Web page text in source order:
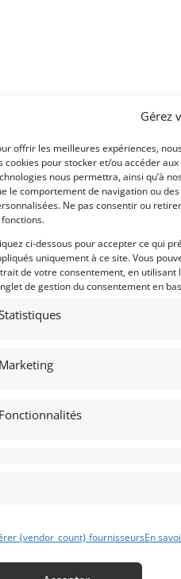
Gérez
offrir les meilleures expériences,
cookies pour stocker et/ou accéder
nous permettra, ainsi qu’à
le comportement de navigation ou
Ne pas consentir ou
ci-dessous pour accepter ce qui
uniquement à ce site. Vous
de votre consentement, en utilisant
de gestion du consentement en
Marketing
Fonctionnalités
{vendor_count} fournisseursEn
de 2004.